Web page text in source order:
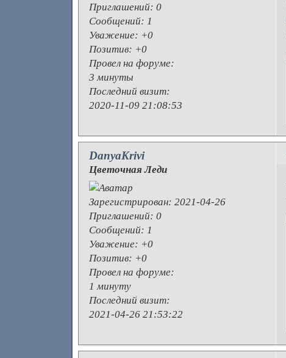
Приглашений: 0
Сообщений: 1
Уважение: +0
Позитив: +0
Провел на форуме:
3 минуты
Последний визит:
2020-11-09 21:08:53
DanyaKrivi
Цветочная Леди
Зарегистрирован: 2021-04-26
Приглашений: 0
Сообщений: 1
Уважение: +0
Позитив: +0
Провел на форуме:
1 минуту
Последний визит:
2021-04-26 21:53:22